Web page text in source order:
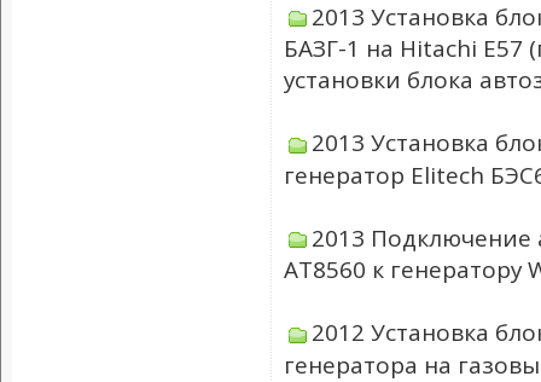
2013 Установка
БАЗГ-1 на Hitachi
установки блока
2013 Установка
генератор Elitech
2013 Подключение
АТ8560 к генератору
2012 Установка
генератора на